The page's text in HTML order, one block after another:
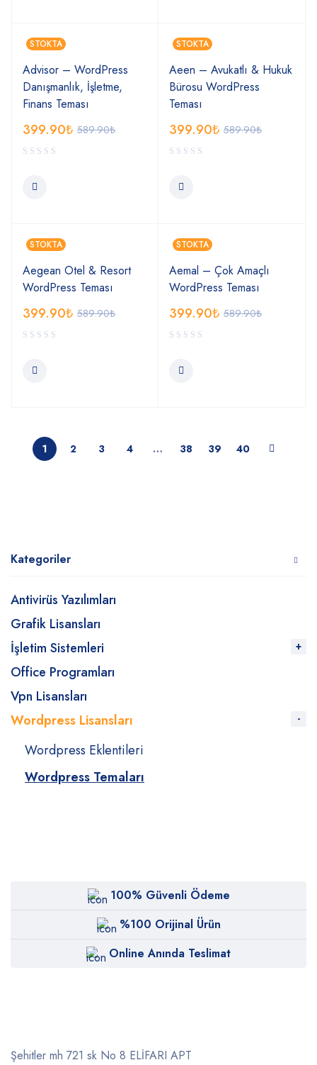
Kategoriler
Antivirüs Yazılımları
Grafik Lisansları
İşletim Sistemleri
Office Programları
Vpn Lisansları
Wordpress Lisansları
Wordpress Eklentileri
Wordpress Temaları
STOKTA
Advisor – WordPress
Danışmanlık, İşletme,
Finans Teması
589.90₺
399.90₺
STOKTA
Aeen – Avukatlı & Hukuk
Bürosu WordPress
Teması
589.90₺
399.90₺
STOKTA
Aegean Otel & Resort
WordPress Teması
589.90₺
399.90₺
STOKTA
Aemal – Çok Amaçlı
WordPress Teması
589.90₺
399.90₺
1 2 3 4 … 38 39 40
100% Güvenli Ödeme
%100 Orijinal Ürün
Online Anında Teslimat
Şehitler mh 721 sk No 8 ELİFARI APT